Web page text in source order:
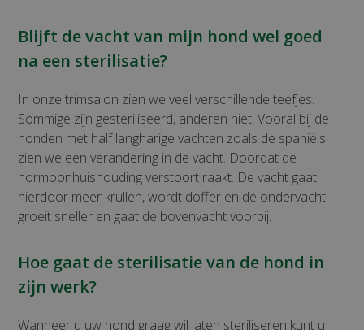
Blijft de vacht van mijn hond wel goed
na een sterilisatie?
In onze trimsalon zien we veel verschillende teefjes.
Sommige zijn gesteriliseerd, anderen niet. Vooral bij de
honden met half langharige vachten zoals de spaniëls
zien we een verandering in de vacht. Doordat de
hormoonhuishouding verstoort raakt. De vacht gaat
hierdoor meer krullen, wordt doffer en de ondervacht
groeit sneller en gaat de bovenvacht voorbij.
Hoe gaat de sterilisatie van de hond in
zijn werk?
Wanneer u uw hond graag wil laten steriliseren kunt u